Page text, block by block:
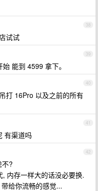
38
试试
39
能到 4599 拿下。
40
打 16Pro 以及之前的所有
41
有渠道吗
42
?
内存一样大的话没必要换.
给你流畅的感觉...